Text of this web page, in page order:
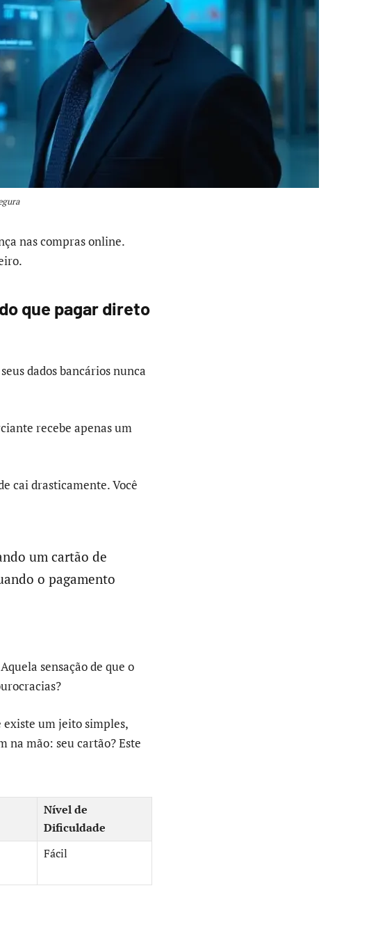
nas compras online.
que pagar direto
dados bancários nunca
recebe apenas um
cai drasticamente. Você
um cartão de
o pagamento
sensação de que o
existe um jeito simples,
na mão: seu cartão? Este
Nível de
Dificuldade
Fácil